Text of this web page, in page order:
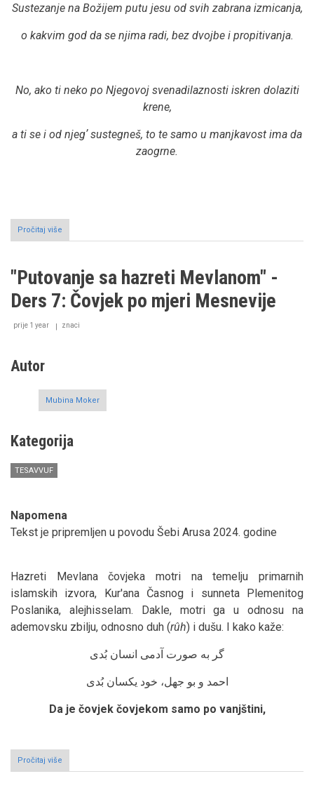
Sustezanje na Božijem putu jesu od svih zabrana izmicanja,
o kakvim god da se njima radi, bez dvojbe i propitivanja.
No, ako ti neko po Njegovoj svenadilaznosti iskren dolaziti
krene,
a ti se i od njegʼ sustegneš, to te samo u manjkavost ima da
zaogrne.
Pročitaj više
O
i
njenim
tajnama
"Putovanje sa hazreti Mevlanom" -
Ders 7: Čovjek po mjeri Mesnevije
prije 1 year znaci
Autor
Mubina Moker
Kategorija
TESAVVUF
Napomena
Tekst je pripremljen u povodu Šebi Arusa 2024. godine
Hazreti Mevlana čovjeka motri na temelju primarnih
islamskih izvora, Kur'ana Časnog i sunneta Plemenitog
Poslanika, alejhisselam. Dakle, motri ga u odnosu na
ademovsku zbilju, odnosno duh (rûh) i dušu. I kako kaže:
گر به صورت آدمی انسان بُدی
احمد و بو جهل، خود یکسان بُدی
Da je čovjek čovjekom samo po vanjštini,
Pročitaj više
"Putovanje